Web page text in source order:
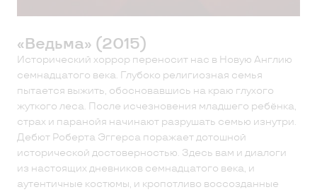
«Ведьма» (2015)
Исторический хоррор переносит нас в Новую Англию
семнадцатого века. Глубоко религиозная семья
пытается выжить, обосновавшись на краю глухого
жуткого леса. После исчезновения младшего ребёнка,
страх и паранойя начинают разрушать семью изнутри.
Дебют Роберта Эггерса поражает дотошной
исторической достоверностью. Здесь вам и диалоги
из настоящих дневников семнадцатого века, и
аутентичные костюмы, и кропотливо воссозданные